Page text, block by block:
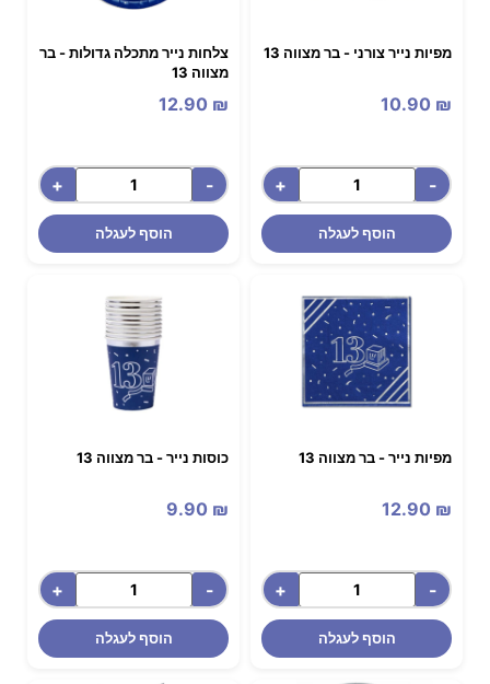
מפיות נייר צורני - בר מצווה 13
10.90 ₪
-
+
הוסף לעגלה
צלחות נייר מתכלה גדולות - בר
מצווה 13
12.90 ₪
-
+
הוסף לעגלה
מפיות נייר - בר מצווה 13
12.90 ₪
-
+
הוסף לעגלה
כוסות נייר - בר מצווה 13
9.90 ₪
-
+
הוסף לעגלה